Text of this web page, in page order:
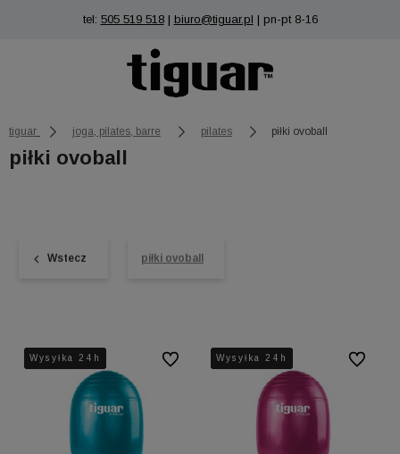
tel: 505 519 518| biuro@tiguar.pl | pn-pt 8-16
tiguar joga, pilates, barre pilates piłki ovoball
piłki ovoball
Wstecz piłki ovoball
Wysyłka 24h
Wysyłka 24h
Wysyłka 24h Do ulubionychWysyłka 24h
Wysyłka 24h
Wysyłka 24h Do